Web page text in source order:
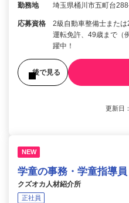
勤務地 埼玉県桶川市五町台
応募資格
2級自動車整備士また
運転免許、49歳まで（
躍中！
後で見る
更新日
NEW
学童の事務・学童指導員
クズオカ人材紹介所
正社員